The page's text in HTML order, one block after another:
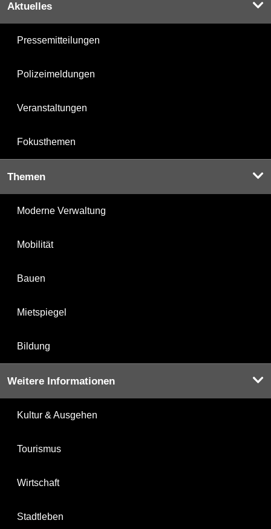
Aktuelles
Pressemitteilungen
Polizeimeldungen
Veranstaltungen
Fokusthemen
Themen
Moderne Verwaltung
Mobilität
Bauen
Mietspiegel
Bildung
Weitere Informationen
Kultur & Ausgehen
Tourismus
Wirtschaft
Stadtleben